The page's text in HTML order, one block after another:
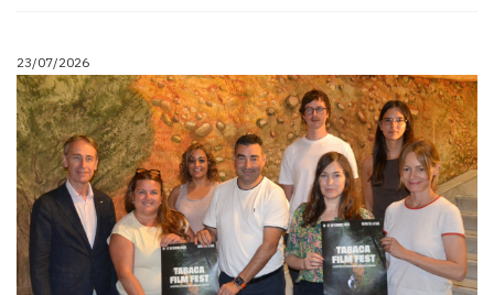
del
Pallars
Contingut
patrocinat
Lo
més
llegit...
Editorial
23/07/2026